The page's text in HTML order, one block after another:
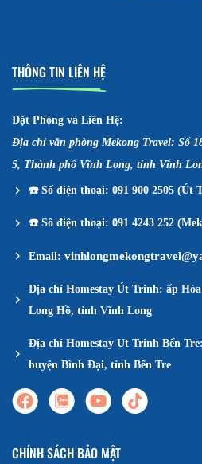
THÔNG TIN LIÊN HỆ
Đặt Phòng và Liên Hệ:
Địa chỉ văn phòng Mekong Travel: Số
5, Thành phố Vĩnh Long, tỉnh Vĩnh
☎️Số điện thoại: 091 900 2505 (Út
☎️Số điện thoại: 091 4243 252
Email:
Địa chỉ Homestay Út Trinh: ấp
Long Hồ, tỉnh Vĩnh Long
Địa chỉ Homestay Ut Trinh Bến
huyện Bình Đại, tỉnh Bến Tre
CHÍNH SÁCH BẢO MẬT